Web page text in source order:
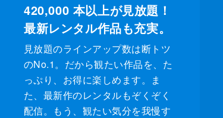
420,000 本以上が見放題！
最新レンタル作品も充実。
見放題のラインアップ数は断トツ
のNo.1。だから観たい作品を、た
っぷり、お得に楽しめます。ま
た、最新作のレンタルもぞくぞく
配信。もう、観たい気分を我慢す